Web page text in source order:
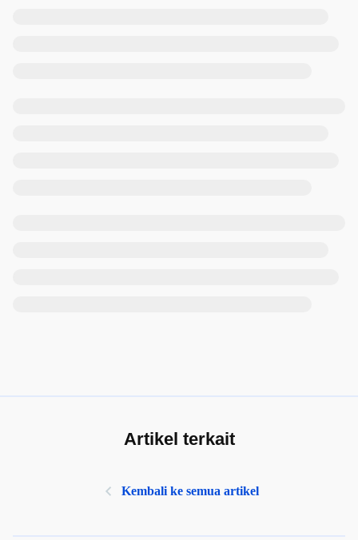
Artikel terkait
Kembali ke semua artikel